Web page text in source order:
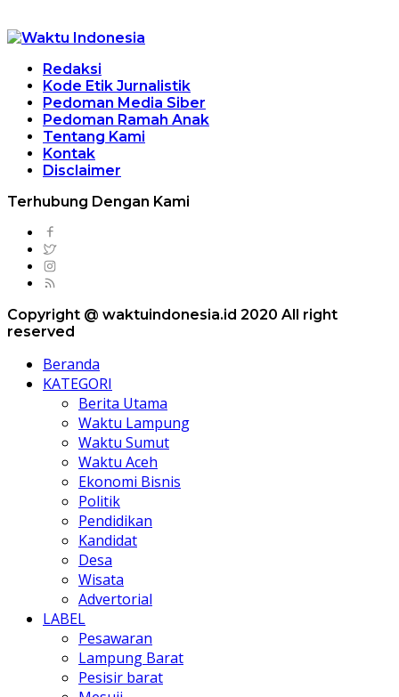
Redaksi
Kode Etik Jurnalistik
Pedoman Media Siber
Pedoman Ramah Anak
Tentang Kami
Kontak
Disclaimer
Terhubung Dengan Kami
Copyright @ waktuindonesia.id 2020 All right
reserved
Beranda
KATEGORI
Berita Utama
Waktu Lampung
Waktu Sumut
Waktu Aceh
Ekonomi Bisnis
Politik
Pendidikan
Kandidat
Desa
Wisata
Advertorial
LABEL
Pesawaran
Lampung Barat
Pesisir barat